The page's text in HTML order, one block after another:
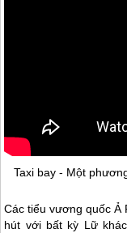
Taxi bay - Một
Các tiểu vương quốc Ả
hút với bất kỳ Lữ